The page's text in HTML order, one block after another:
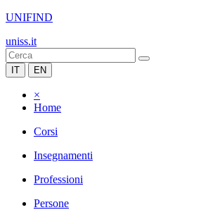
UNIFIND
uniss.it
IT EN
×
Home
Corsi
Insegnamenti
Professioni
Persone